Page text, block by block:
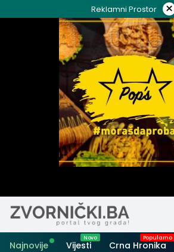
to
Reklamni Prostor ×
Najnovije Vijesti Crna Hronika